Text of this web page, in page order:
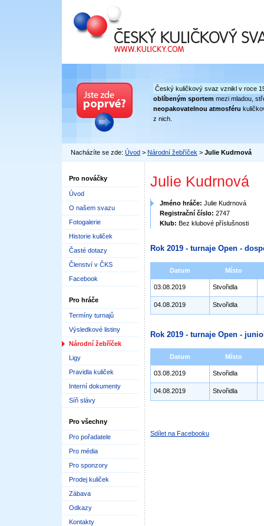
Český kuličkový svaz
Český kuličkový svaz vznikl v roce
oblíbeným sportem mezi mladou,
neopakovatelnou atmosféru
z nich.
Nacházíte se zde: Úvod > Národní žebříček > Julie Kudrnová
Pro nováčky
Úvod
O našem svazu
Fotogalerie
Historie kuliček
Časté dotazy
Členství v ČKS
Facebook
Pro hráče
Termíny turnajů
Výsledkové listiny
Národní žebříček
Ligy
Pravidla kuliček
Interní dokumenty
Síň slávy
Pro všechny
Pro pořadatele
Pro média
Pro sponzory
Prodej kuliček
Zábava
Odkazy
Kontakty
Julie Kudrnová
Jméno hráče: Julie Kudrnová
Registrační číslo: 2747
Klub: Bez klubové příslušnosti
Rok 2019 - turnaje Open -
Datum Místo
03.08.2019 Stvořidla
04.08.2019 Stvořidla
Rok 2019 - turnaje Open -
Datum Místo
03.08.2019 Stvořidla
04.08.2019 Stvořidla
Sdílet na Facebooku